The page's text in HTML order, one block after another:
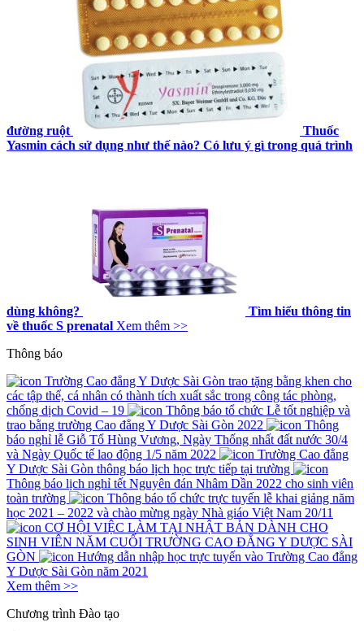
đường ruột
Thuốc
Yasmin cách sử dụng như thế nào? Có lưu ý gì trong quá trình
dùng không?
Tìm hiểu thông tin
về thuốc S prenatal Xem thêm >>
Thông báo
Trường Cao đẳng Y Dược Sài Gòn trao tặng bằng khen cho
các tập thể, cá nhân có thành tích xuất sắc trong công tác phòng,
chống dịch Covid – 19
Thông báo tổ chức Lễ tốt nghiệp và
trao bằng trường Cao đẳng Y Dược Sài Gòn 2022
Thông
báo nghỉ lễ Giỗ Tổ Hùng Vương, Ngày Thống nhất đất nước 30/4
và Ngày Quốc tế lao động 1/5 năm 2022
Trường Cao đẳng
Y Dược Sài Gòn thông báo lịch học trực tiếp tại trường
Thông báo lịch nghỉ tết Nguyên đán Nhâm Dần 2022 cho sinh viên
toàn trường
Thông báo tổ chức trực tuyến lễ khai giảng năm
học 2021 – 2022 và chào mừng ngày Nhà giáo Việt Nam 20/11
CƠ HỘI VIỆC LÀM TẠI NHẬT BẢN DÀNH CHO
SINH VIÊN NĂM CUỐI TRƯỜNG CAO ĐẲNG Y DƯỢC SÀI
GÒN
Hướng dẫn nhập học trực tuyến vào Trường Cao đẳng
Y Dược Sài Gòn năm 2021
Xem thêm >>
Chương trình Đào tạo